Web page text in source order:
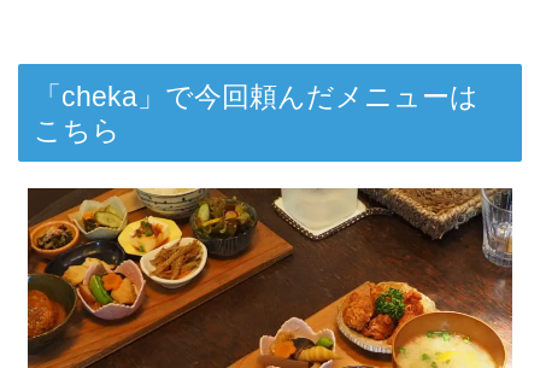
「cheka」で今回頼んだメニューは
こちら